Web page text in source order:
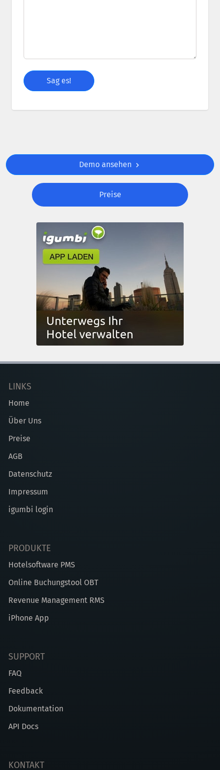
Demo ansehen
Preise
LINKS
Home
Über Uns
Preise
AGB
Datenschutz
Impressum
igumbi login
PRODUKTE
Hotelsoftware PMS
Online Buchungstool OBT
Revenue Management RMS
iPhone App
SUPPORT
FAQ
Feedback
Dokumentation
API Docs
KONTAKT